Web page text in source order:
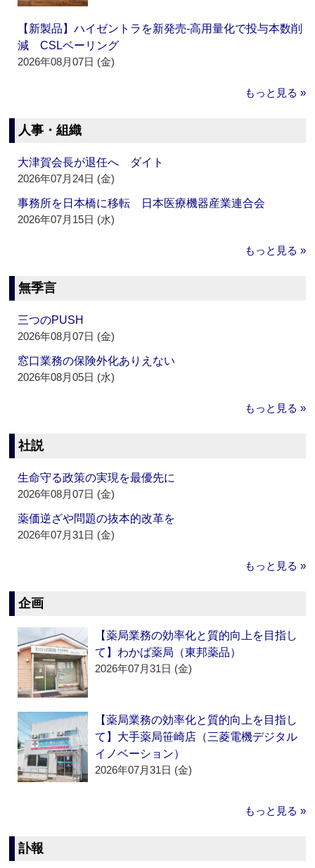
【新製品】ハイゼントラを新発売‐高用量化で投与本数削
減 CSLベーリング
2026年08月07日 (金)
もっと見る »
人事・組織
大津賀会長が退任へ ダイト
2026年07月24日 (金)
事務所を日本橋に移転 日本医療機器産業連合会
2026年07月15日 (水)
もっと見る »
無季言
三つのPUSH
2026年08月07日 (金)
窓口業務の保険外化ありえない
2026年08月05日 (水)
もっと見る »
社説
生命守る政策の実現を最優先に
2026年08月07日 (金)
薬価逆ざや問題の抜本的改革を
2026年07月31日 (金)
もっと見る »
企画
【薬局業務の効率化と質的向上を目指し
て】わかば薬局（東邦薬品）
2026年07月31日 (金)
【薬局業務の効率化と質的向上を目指し
て】大手薬局笹崎店（三菱電機デジタル
イノベーション）
2026年07月31日 (金)
もっと見る »
訃報